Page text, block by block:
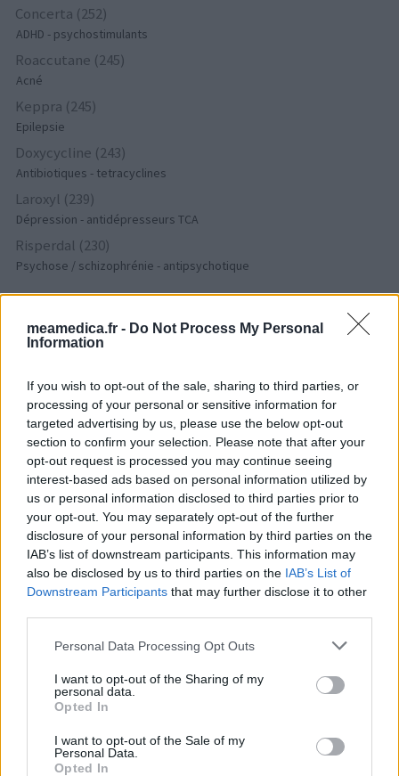
meamedica.fr - Do Not Process My Personal
Information
If you wish to opt-out of the sale, sharing to third parties, or
processing of your personal or sensitive information for
targeted advertising by us, please use the below opt-out
section to confirm your selection. Please note that after your
opt-out request is processed you may continue seeing
interest-based ads based on personal information utilized by
us or personal information disclosed to third parties prior to
your opt-out. You may separately opt-out of the further
disclosure of your personal information by third parties on the
IAB’s list of downstream participants. This information may
also be disclosed by us to third parties on the IAB’s List of
Downstream Participants that may further disclose it to other
Personal Data Processing Opt Outs
I want to opt-out of the Sharing of my
personal data.
Opted In
I want to opt-out of the Sale of my
Personal Data.
Opted In
Concerta (252)
ADHD - psychostimulants
Roaccutane (245)
Acné
Keppra (245)
Epilepsie
Doxycycline (243)
Antibiotiques - tetracyclines
Laroxyl (239)
Dépression - antidépresseurs TCA
Risperdal (230)
Psychose / schizophrénie - antipsychotique
Les évaluations de cette page sont écrites par les utilisateurs
eux-mêmes ; ces avis sont d’abord lus, et éventuellement
l’évaluation d’un médicament, avant d’être approuvés. Pour
partager des évaluations, il n’est pas nécessaire de posséder
des connaissances médicales. De cette façon, les évaluations
reflètent seulement une image fidèle des expériences propres
aux utilisateurs et pas celle du propriétaire de ce site web.
N’oubliez-pas que les expériences peuvent varier selon les
individus et que pour tout avis médical, il faut toujours prendre
contact avec votre médecin ou votre pharmacien.